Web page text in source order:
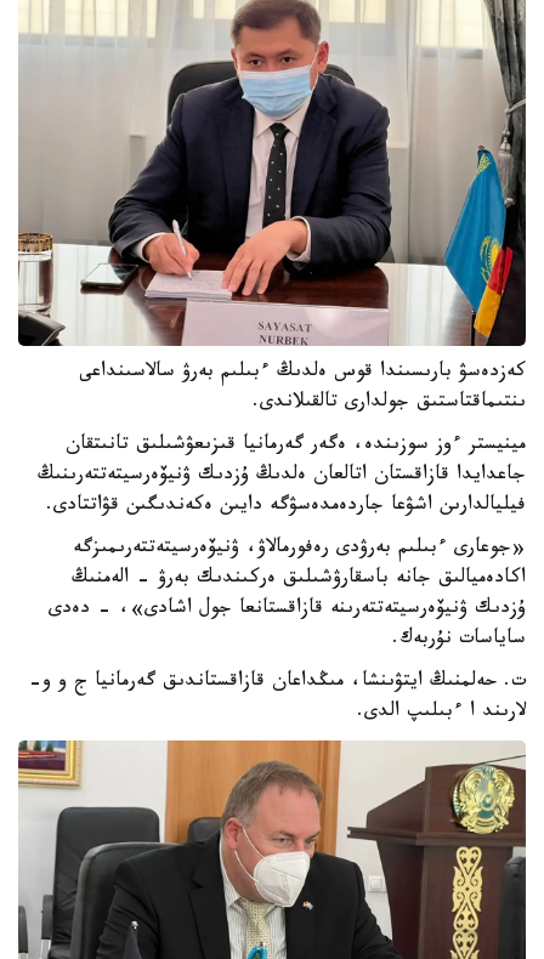
كەزدەسۋ بارىسىندا قوس ەلدىڭ ءبىلىم بەرۋ سالاسىنداعى
ىنتىماقتاستىق جولدارى تالقىلاندى.
مينيستر ءوز سوزىندە، ەگەر گەرمانيا قىزىعۋشىلىق تانىتقان
جاعدايدا قازاقستان اتالعان ەلدىڭ ۇزدىك ۋنيۆەرسيتەتتەرىنىڭ
فيليالدارىن اشۋعا جاردەمدەسۋگە دايىن ەكەندىگىن قۋاتتادى.
«جوعارى ءبىلىم بەرۋدى رەفورمالاۋ، ۋنيۆەرسيتەتتەرىمىزگە
اكادەميالىق جانە باسقارۋشىلىق ەركىندىك بەرۋ - الەمنىڭ
ۇزدىك ۋنيۆەرسيتەتتەرىنە قازاقستانعا جول اشادى»، - دەدى
ساياسات نۇربەك.
ت. حەلمنىڭ ايتۋىنشا، مىڭداعان قازاقستاندىق گەرمانيا ج و و-
لارىند ا ءبىلىپ الدى.